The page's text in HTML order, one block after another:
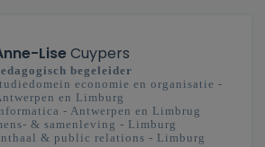
LiseCuypers
begeleider
economie en organisatie -
en Limburg
- Antwerpen en Limbrug
& samenleving - Limburg
& public relations - Limburg